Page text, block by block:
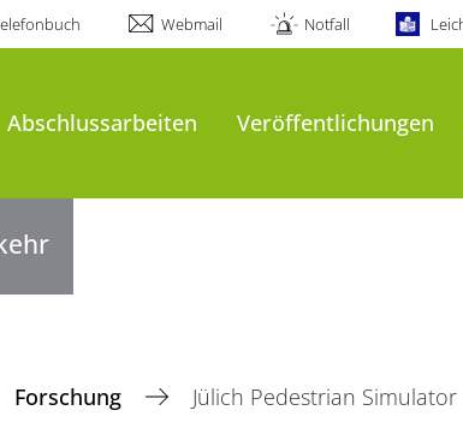
Webmail Notfall
Abschlussarbeiten Veröffentlichungen
Forschung Jülich Pedestrian Simulator